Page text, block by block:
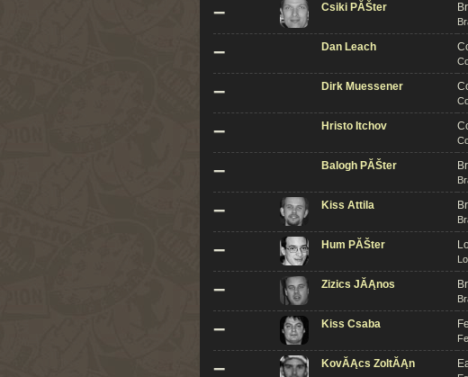
– Csiki PĂŠter
– Dan Leach
– Dirk Muessener
– Hristo Itchov
– Balogh PĂŠter
– Kiss Attila
– Hum PĂŠter
– Zizics JĂĄnos
– Kiss Csaba
– KovĂĄcs ZoltĂĄn